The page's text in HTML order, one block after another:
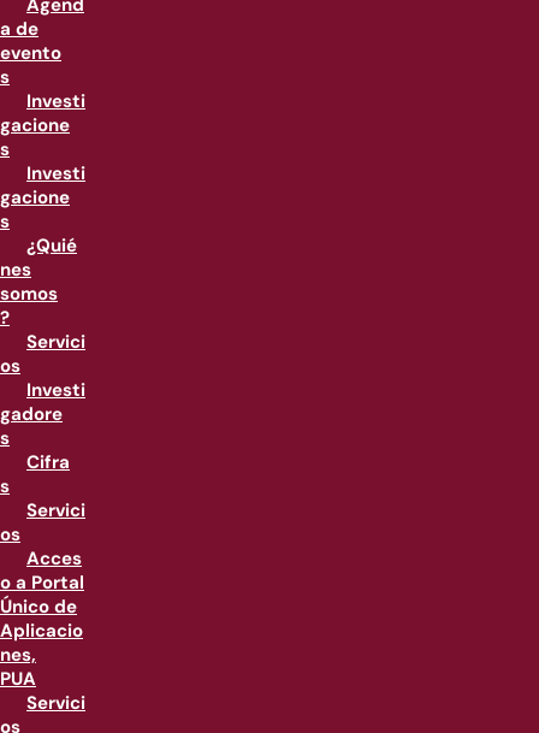
Agend
a de
evento
s
Investi
gacione
s
Investi
gacione
s
¿Quié
nes
somos
?
Servici
os
Investi
gadore
s
Cifra
s
Servici
os
Acces
o a Portal
Único de
Aplicacio
nes,
PUA
Servici
os